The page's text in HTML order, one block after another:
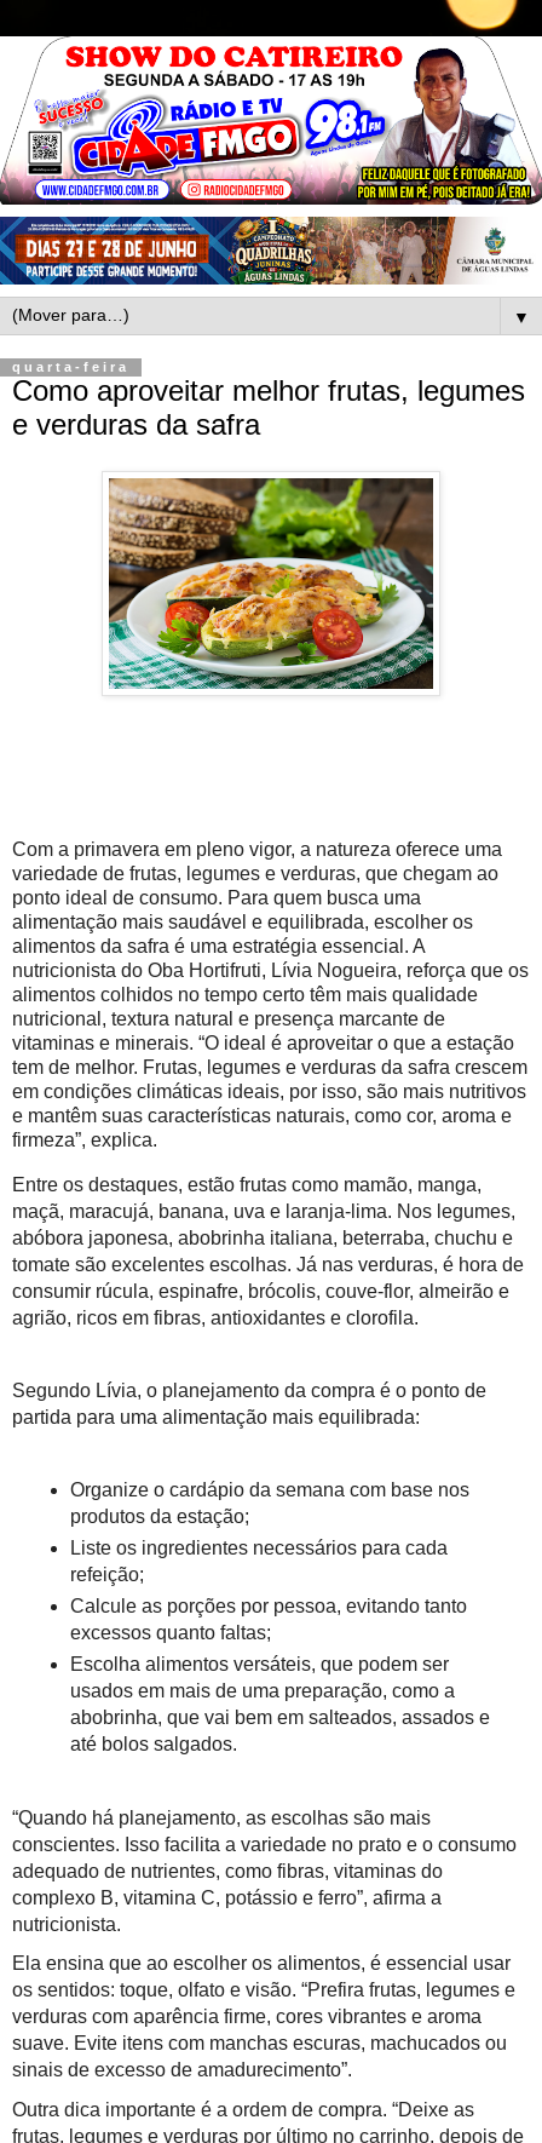
▼
quarta-feira
Como aproveitar melhor frutas, legumes
e verduras da safra
Com a primavera em pleno vigor, a natureza oferece uma
variedade de frutas, legumes e verduras, que chegam ao
ponto ideal de consumo. Para quem busca uma
alimentação mais saudável e equilibrada, escolher os
alimentos da safra é uma estratégia essencial. A
nutricionista do Oba Hortifruti, Lívia Nogueira, reforça que os
alimentos colhidos no tempo certo têm mais qualidade
nutricional, textura natural e presença marcante de
vitaminas e minerais. “O ideal é aproveitar o que a estação
tem de melhor. Frutas, legumes e verduras da safra crescem
em condições climáticas ideais, por isso, são mais nutritivos
e mantêm suas características naturais, como cor, aroma e
firmeza”, explica.
Entre os destaques, estão frutas como mamão, manga,
maçã, maracujá, banana, uva e laranja-lima. Nos legumes,
abóbora japonesa, abobrinha italiana, beterraba, chuchu e
tomate são excelentes escolhas. Já nas verduras, é hora de
consumir rúcula, espinafre, brócolis, couve-flor, almeirão e
agrião, ricos em fibras, antioxidantes e clorofila.
Segundo Lívia, o planejamento da compra é o ponto de
partida para uma alimentação mais equilibrada:
Organize o cardápio da semana com base nos
produtos da estação;
Liste os ingredientes necessários para cada
refeição;
Calcule as porções por pessoa, evitando tanto
excessos quanto faltas;
Escolha alimentos versáteis, que podem ser
usados em mais de uma preparação, como a
abobrinha, que vai bem em salteados, assados e
até bolos salgados.
“Quando há planejamento, as escolhas são mais
conscientes. Isso facilita a variedade no prato e o consumo
adequado de nutrientes, como fibras, vitaminas do
complexo B, vitamina C, potássio e ferro”, afirma a
nutricionista.
Ela ensina que ao escolher os alimentos, é essencial usar
os sentidos: toque, olfato e visão. “Prefira frutas, legumes e
verduras com aparência firme, cores vibrantes e aroma
suave. Evite itens com manchas escuras, machucados ou
sinais de excesso de amadurecimento”.
Outra dica importante é a ordem de compra. “Deixe as
frutas, legumes e verduras por último no carrinho, depois de